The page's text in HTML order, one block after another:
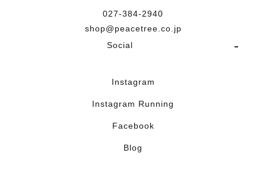
027-384-2940
shop@peacetree.co.jp
Social
Instagram
Instagram Running
Facebook
Blog